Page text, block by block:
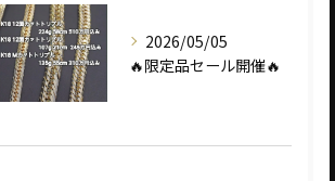
2026/05/05
🔥限定品セール開催🔥